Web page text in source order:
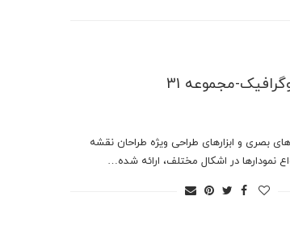
مجموعه 31
بصری و ابزارهای طراحی ویژه طراحان نقشه
نمودارها در اشکال مختلف، ارائه شده…